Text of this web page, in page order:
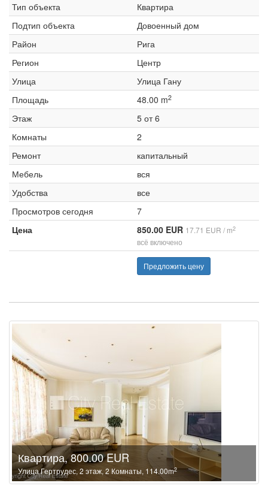
Тип объекта
Квартира
Подтип объекта
Довоенный дом
Район
Рига
Регион
Центр
Улица
Улица Гану
Площадь
48.00 m2
Этаж
5 от 6
Комнаты
2
Ремонт
капитальный
Мебель
вся
Удобства
все
Просмотров сегодня
7
Цена
850.00 EUR 17.71 EUR / m2
всё включено
Предложить цену
Квартира, 800.00 EUR
Улица Гертрудес, 2 этаж, 2 Комнаты, 114.00m2